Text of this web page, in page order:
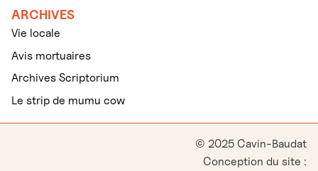
ARCHIVES
Vie locale
Avis mortuaires
Archives Scriptorium
Le strip de mumu cow
© 2025 Cavin-Baudat
Conception du site :